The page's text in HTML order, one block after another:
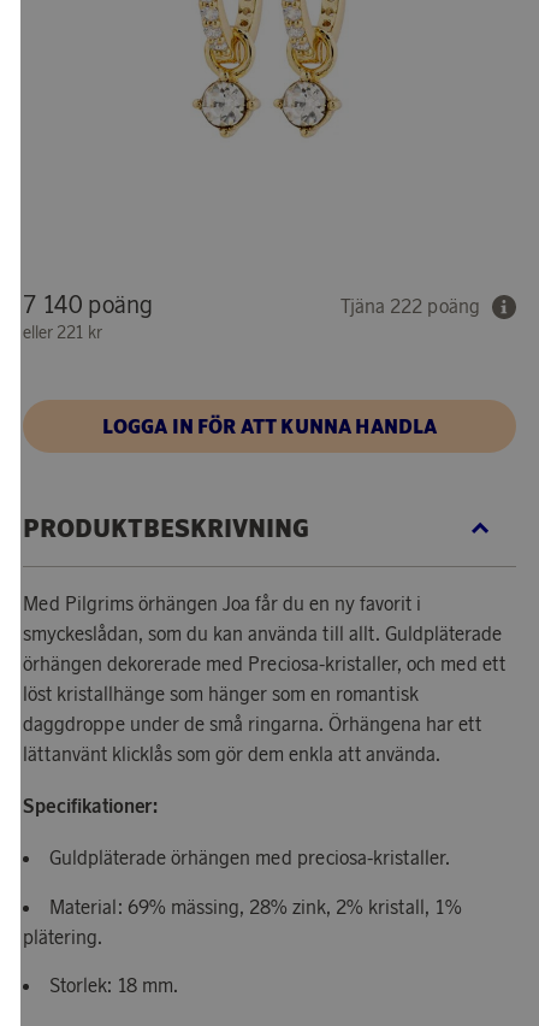
7 140 poäng
eller 221 kr
Tjäna 222 poäng
LOGGA IN FÖR ATT KUNNA HANDLA
PRODUKTBESKRIVNING
Med Pilgrims örhängen Joa får du en ny favorit i
smyckeslådan, som du kan använda till allt. Guldpläterade
örhängen dekorerade med Preciosa-kristaller, och med ett
löst kristallhänge som hänger som en romantisk
daggdroppe under de små ringarna. Örhängena har ett
lättanvänt klicklås som gör dem enkla att använda.
Specifikationer:
Guldpläterade örhängen med preciosa-kristaller.
Material: 69% mässing, 28% zink, 2% kristall, 1%
plätering.
Storlek: 18 mm.